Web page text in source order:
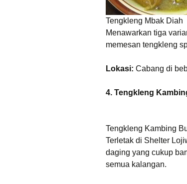
Tengkleng Mbak Diah
Menawarkan tiga
memesan tengkleng
Lokasi: Cabang di
4. Tengkleng
Tengkleng Kambing
Terletak di Shelter
daging yang cukup
semua kalangan.